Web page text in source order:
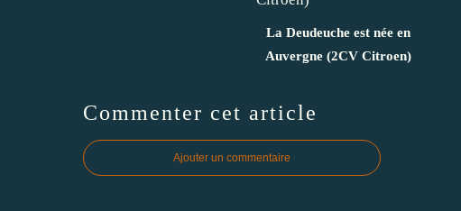
La Deudeuche est née en
Auvergne (2CV Citroen)
Commenter cet article
Ajouter un commentaire